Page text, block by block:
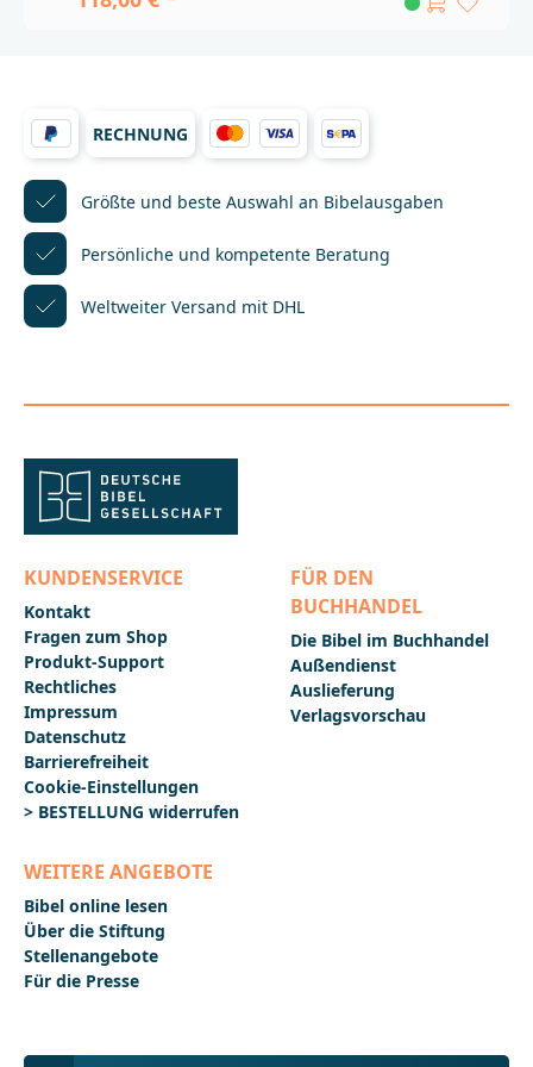
Katholischen Briefen liegt in zwei Teilbänden vor:Im
Materialien, die den textkritischen Apparat
entlasten.Der Band wird herausgegeben von
Barbara Aland, Kurt Aland, Gerd Mink, Holger
Strutwolf und Klaus Wachtel. Das Institut für
Neutestamentliche Textforschung ist ein
Universitätsinstitut in Münster, das die
Überlieferungsgeschichte des Neuen Testaments in
seiner griechischen Ursprache erforscht. Für die
Deutsche Bibelgesellschaft gibt es das Novum
Testamentum Graece (»Nestle-Aland«), das Greek
New Testament sowie die Editio Critica Maior (ECM)
BibelgesellschaftBalinger Str. 31 A70567
Stuttgartproduktsicherheit@dbg.de
RECHNUNG
Größte und beste Auswahl an Bibelausgaben
Persönliche und kompetente Beratung
Weltweiter Versand mit DHL
KUNDENSERVICE
Kontakt
Fragen zum Shop
Produkt-Support
Rechtliches
Impressum
Datenschutz
Barrierefreiheit
Cookie-Einstellungen
> BESTELLUNG widerrufen
FÜR DEN
BUCHHANDEL
Die Bibel im Buchhandel
Außendienst
Auslieferung
Verlagsvorschau
WEITERE ANGEBOTE
Bibel online lesen
Über die Stiftung
Stellenangebote
Für die Presse